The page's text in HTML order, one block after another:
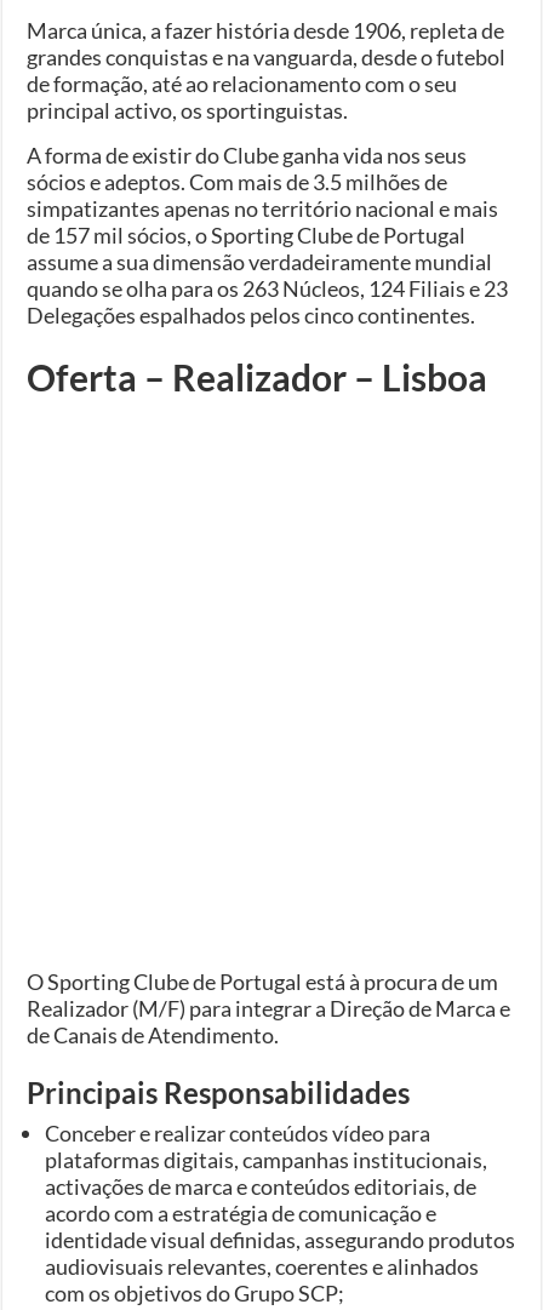
Marca única, a fazer história desde 1906, repleta de
grandes conquistas e na vanguarda, desde o futebol
de formação, até ao relacionamento com o seu
principal activo, os sportinguistas.
A forma de existir do Clube ganha vida nos seus
sócios e adeptos. Com mais de 3.5 milhões de
simpatizantes apenas no território nacional e mais
de 157 mil sócios, o Sporting Clube de Portugal
assume a sua dimensão verdadeiramente mundial
quando se olha para os 263 Núcleos, 124 Filiais e 23
Delegações espalhados pelos cinco continentes.
Oferta – Realizador – Lisboa
O Sporting Clube de Portugal está à procura de um
Realizador (M/F) para integrar a Direção de Marca e
de Canais de Atendimento.
Principais Responsabilidades
Conceber e realizar conteúdos vídeo para
plataformas digitais, campanhas institucionais,
activações de marca e conteúdos editoriais, de
acordo com a estratégia de comunicação e
identidade visual definidas, assegurando produtos
audiovisuais relevantes, coerentes e alinhados
com os objetivos do Grupo SCP;